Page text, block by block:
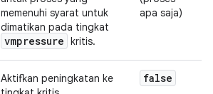
memenuhi syarat untuk
dimatikan pada tingkat
vmpressure kritis.
apa saja)
Aktifkan peningkatan ke
false